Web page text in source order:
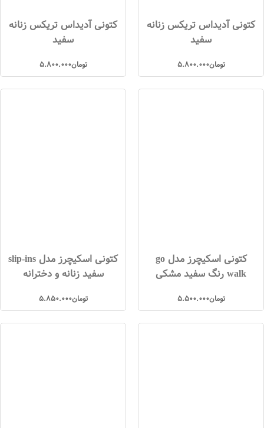
کتونی آدیداس تریکس زنانه
سفید
تومان5.800.000
کتونی آدیداس تریکس زنانه
سفید
تومان5.800.000
کتونی اسکیچرز مدل go
walk رنگ سفید مشکی
تومان5.500.000
کتونی اسکیچرز مدل slip-ins
سفید زنانه و دخترانه
تومان5.850.000